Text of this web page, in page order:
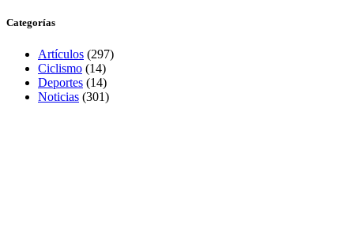
Categorías
Artículos (297)
Ciclismo (14)
Deportes (14)
Noticias (301)